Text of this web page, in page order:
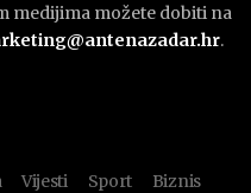
medijima možete dobiti na
.
Vijesti Sport
Biznis